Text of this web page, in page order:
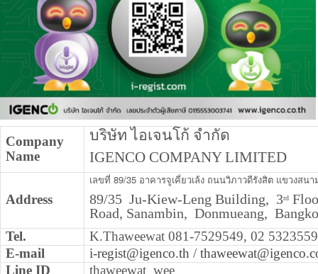
Company
Name
บริษัท ไอเจนโก้ จำกัด
IGENCO COMPANY LIMITED
Address
เลขที่ 89/35 อาคารจูเคี่ยวเล้ง ถนนวิภาวดีรังสิต แขวงสน
89/35 Ju-Kiew-Leng Building, 3rd
Road, Sanambin, Donmueang,
Tel.
K.Thaweewat 081-7529549, 02
E-mail
i-regist@igenco.th /
Line ID
thaweewat_wee